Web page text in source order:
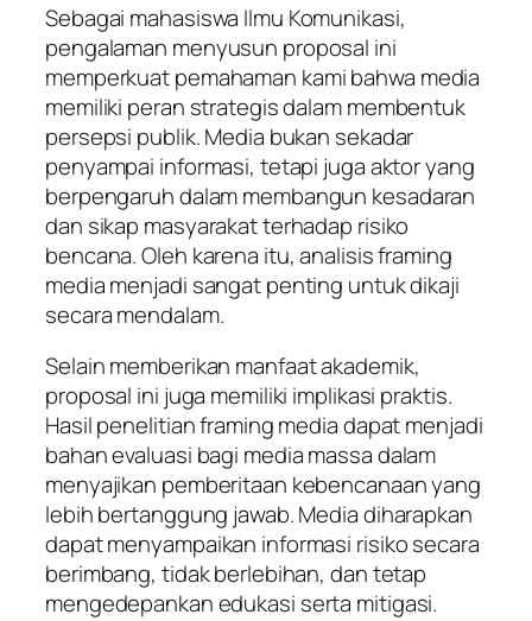
Sebagai mahasiswa Ilmu Komunikasi,
pengalaman menyusun proposal ini
memperkuat pemahaman kami bahwa media
memiliki peran strategis dalam membentuk
persepsi publik. Media bukan sekadar
penyampai informasi, tetapi juga aktor yang
berpengaruh dalam membangun kesadaran
dan sikap masyarakat terhadap risiko
bencana. Oleh karena itu, analisis framing
media menjadi sangat penting untuk dikaji
secara mendalam.
Selain memberikan manfaat akademik,
proposal ini juga memiliki implikasi praktis.
Hasil penelitian framing media dapat menjadi
bahan evaluasi bagi media massa dalam
menyajikan pemberitaan kebencanaan yang
lebih bertanggung jawab. Media diharapkan
dapat menyampaikan informasi risiko secara
berimbang, tidak berlebihan, dan tetap
mengedepankan edukasi serta mitigasi.